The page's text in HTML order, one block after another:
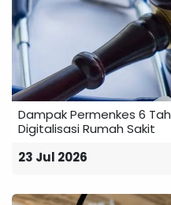
Dampak Permenkes 6
Digitalisasi Rumah Sakit
23 Jul 2026